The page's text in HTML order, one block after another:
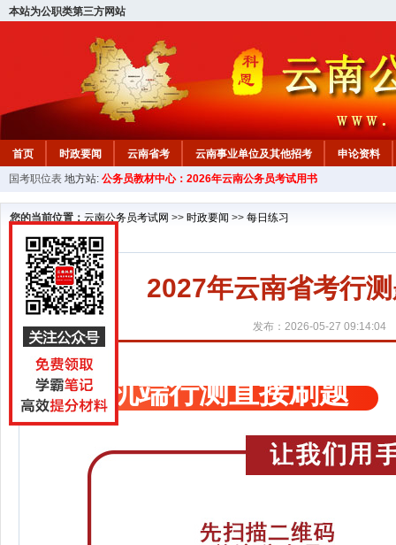
本站为公职类第三方网站
首页 时政要闻 云南省考 云南事业单位及其他招考
申论资料
国考职位表 地方站: 公务员教材中心：2026年云南公务员考试用书
您的当前位置： 云南公务员考试网 >> 时政要闻 >> 每日练习
2027年云南省考行
发布：2026-05-27 09:14:04
手机端行测直接刷题